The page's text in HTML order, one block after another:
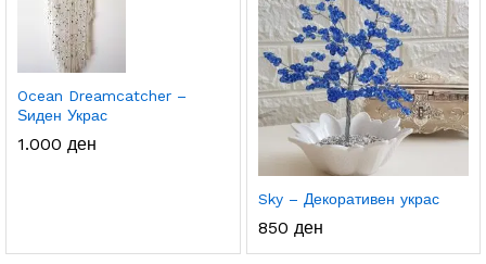
Ocean Dreamcatcher –
Ѕиден Украс
1.000 ден
Sky – Декоративен украс
850 ден